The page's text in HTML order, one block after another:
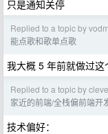
只是通知关停
Replied to a topic by
能点歌和歌单点歌
我大概 5 年前就做过
Replied to a topic by
家近的前端/全栈偏前端开
技术偏好：